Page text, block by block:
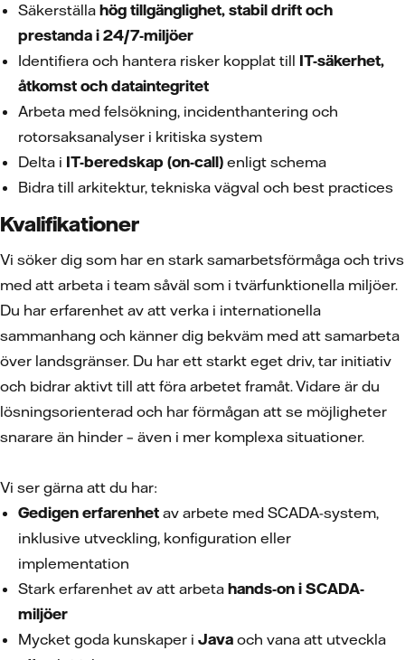
Säkerställa hög tillgänglighet, stabil drift och
prestanda i 24/7-miljöer
Identifiera och hantera risker kopplat till IT-säkerhet,
åtkomst och dataintegritet
Arbeta med felsökning, incidenthantering och
rotorsaksanalyser i kritiska system
Delta i IT-beredskap (on-call) enligt schema
Bidra till arkitektur, tekniska vägval och best practices
Kvalifikationer
Vi söker dig som har en stark samarbetsförmåga och trivs
med att arbeta i team såväl som i tvärfunktionella miljöer.
Du har erfarenhet av att verka i internationella
sammanhang och känner dig bekväm med att samarbeta
över landsgränser. Du har ett starkt eget driv, tar initiativ
och bidrar aktivt till att föra arbetet framåt. Vidare är du
lösningsorienterad och har förmågan att se möjligheter
snarare än hinder – även i mer komplexa situationer.
Vi ser gärna att du har:
Gedigen erfarenhet av arbete med SCADA-system,
inklusive utveckling, konfiguration eller
implementation
Stark erfarenhet av att arbeta hands-on i SCADA-
miljöer
Mycket goda kunskaper i Java och vana att utveckla